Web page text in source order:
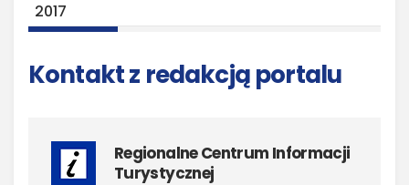
2017
Kontakt z redakcją portalu
Regionalne Centrum Informacji
Turystycznej